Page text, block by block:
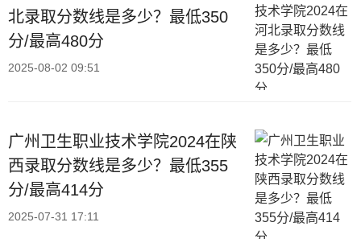
北录取分数线是多少？最低350
分/最高480分
2025-08-02 09:51
广州卫生职业技术学院2024在陕
西录取分数线是多少？最低355
分/最高414分
2025-07-31 17:11